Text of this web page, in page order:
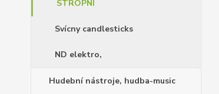
STROPNÍ
Svícny candlesticks
ND elektro,
Hudební nástroje, hudba-music